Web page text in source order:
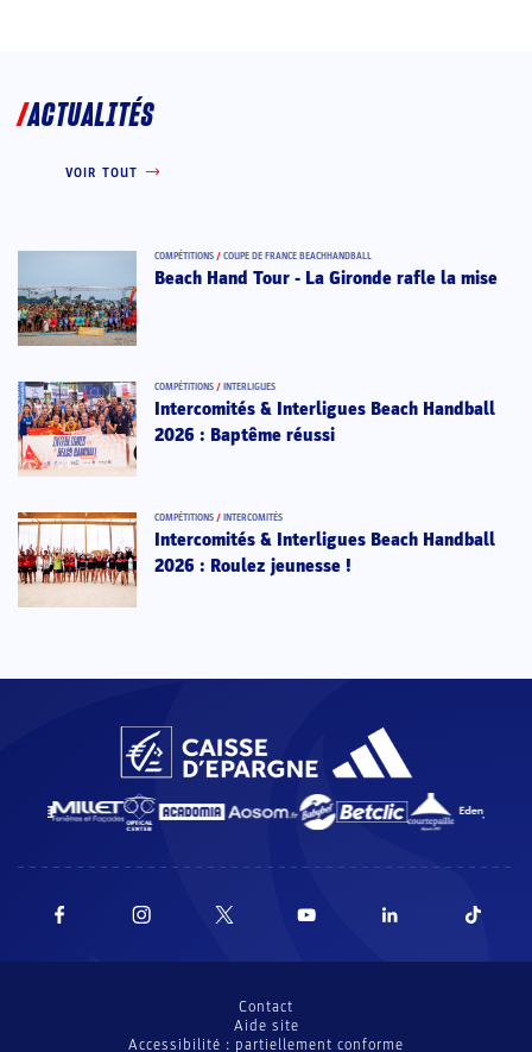
ACTUALITÉS
VOIR TOUT
COMPÉTITIONS / COUPE DE FRANCE BEACHHANDBALL
Beach Hand Tour - La Gironde rafle la mise
COMPÉTITIONS / INTERLIGUES
Intercomités & Interligues Beach Handball
2026 : Baptême réussi
COMPÉTITIONS / INTERCOMITÉS
Intercomités & Interligues Beach Handball
2026 : Roulez jeunesse !
Contact
Aide site
Accessibilité : partiellement conforme